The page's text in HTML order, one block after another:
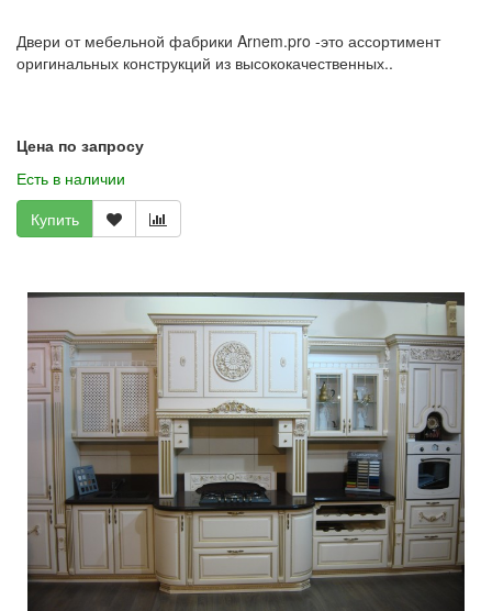
Двери от мебельной фабрики Arnem.pro -это ассортимент
оригинальных конструкций из высококачественных..
Цена по запросу
Есть в наличии
Купить